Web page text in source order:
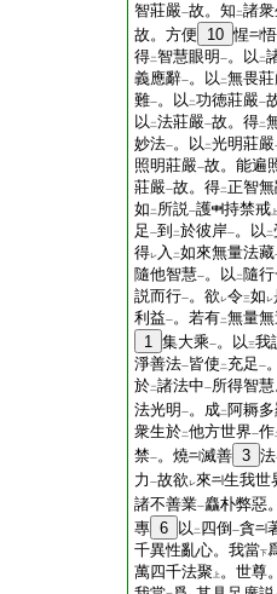
智莊嚴一故。知 二諸
故。方便
10 惺
得二智慧眼明 一。以 二
義應辭一。以 二無畏
難一。以 二功徳莊嚴一
以 二法莊嚴一故。得二
妙法一。以 二光明莊嚴
照明莊嚴一故。能遍
莊嚴一故。得二正智
如 二 所説一護 持禁戒 上
足 一到 二於彼岸一。以 二
得レ 入 二如來無量法藏
隨他智慧一。以 二 隨
説而行一。欲 レ令三如 レ
利益一。若有二無量
1 集大乘一。以三我
淨善法一皆使 二充足 一
於二諸法中一所得智
法光明 一。成二 阿耨
衆生於二他方世界一作
禁一。燒 滅善 3 法
力 一故欲 レ來
生我世
諸不善業一麤朴弊惡
專 6 以 二 四倒 一貪
千異性亂心。我當下
萬四千法聚
上 。世尊